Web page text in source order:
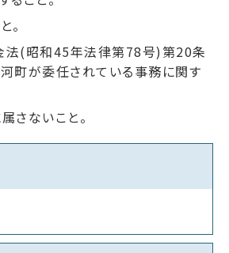
。
法(昭和45年法律第78号)第20条
町が委任されている事務に関す
さないこと。